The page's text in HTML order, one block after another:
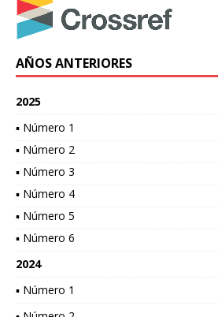
AÑOS ANTERIORES
2025
▪ Número 1
▪ Número 2
▪ Número 3
▪ Número 4
▪ Número 5
▪ Número 6
2024
▪ Número 1